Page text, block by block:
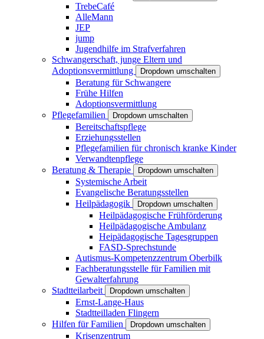
TrebeCafé
AlleMann
JEP
jump
Jugendhilfe im Strafverfahren
Schwangerschaft, junge Eltern und
Adoptionsvermittlung
Dropdown umschalten
Beratung für Schwangere
Frühe Hilfen
Adoptionsvermittlung
Pflegefamilien
Dropdown umschalten
Bereitschaftspflege
Erziehungsstellen
Pflegefamilien für chronisch kranke Kinder
Verwandtenpflege
Beratung & Therapie
Dropdown umschalten
Systemische Arbeit
Evangelische Beratungsstellen
Heilpädagogik
Dropdown umschalten
Heilpädagogische Frühförderung
Heilpädagogische Ambulanz
Heipädagogische Tagesgruppen
FASD-Sprechstunde
Autismus-Kompetenzzentrum Oberbilk
Fachberatungsstelle für Familien mit
Gewalterfahrung
Stadtteilarbeit
Dropdown umschalten
Ernst-Lange-Haus
Stadtteilladen Flingern
Hilfen für Familien
Dropdown umschalten
Krisenzentrum